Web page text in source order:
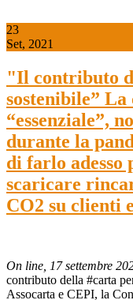
23
Set, 2021
"Il contributo
sostenibile”
“essenziale”,
durante la
di farlo adesso
scaricare
CO2 su clienti
On line, 17 settembre
contributo della #carta
Assocarta e CEPI, la